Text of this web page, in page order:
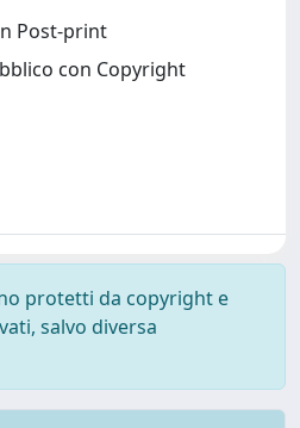
Post-print
con Copyright
protetti da copyright e
salvo diversa